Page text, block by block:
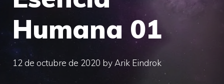
Humana 01
12 de octubre de 2020 by Arik Eindrok